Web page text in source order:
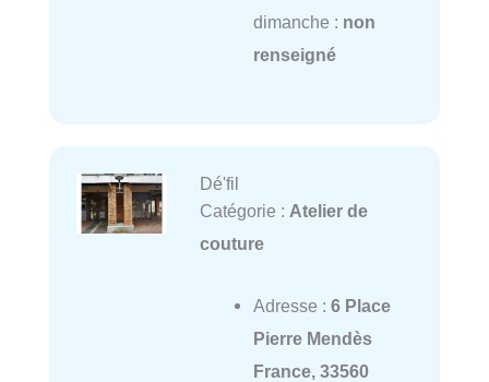
dimanche : non
renseigné
Dé'fil
Catégorie : Atelier de
couture
Adresse : 6 Place
Pierre Mendès
France, 33560